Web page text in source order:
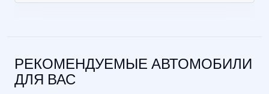
РЕКОМЕНДУЕМЫЕ АВТОМОБИЛИ
ДЛЯ ВАС